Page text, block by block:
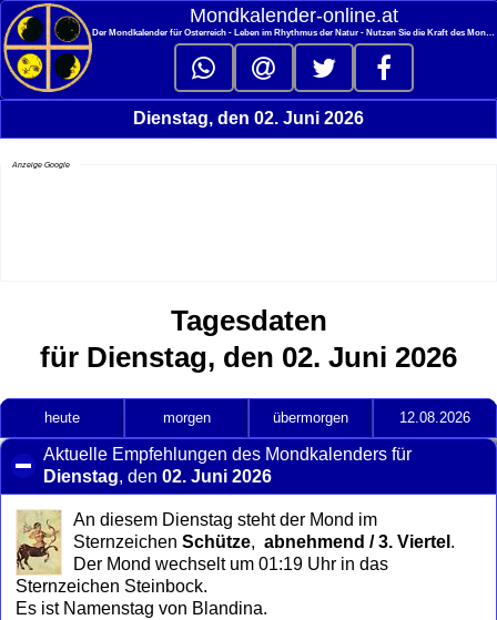
< Mondkalender‑online.at
Der Mondkalender für Österreich - Leben im Rhythmus der Natur - Nutzen Sie die Kraft des Mondes
Dienstag, den 02. Juni 2026
Anzeige Google
Tagesdaten
für Dienstag, den 02. Juni 2026
heute morgen übermorgen 12.08.2026
Aktuelle Empfehlungen des Mondkalenders für
Dienstag, den02. Juni 2026
to
collapse
contents
An diesem Dienstag steht der Mond im
Sternzeichen Schütze, abnehmend / 3. Viertel .
Der Mond wechselt um 01:19 Uhr in das
Sternzeichen Steinbock.
Es ist Namenstag von Blandina.